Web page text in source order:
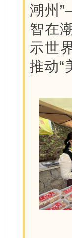
潮州
智在
示世
推动“